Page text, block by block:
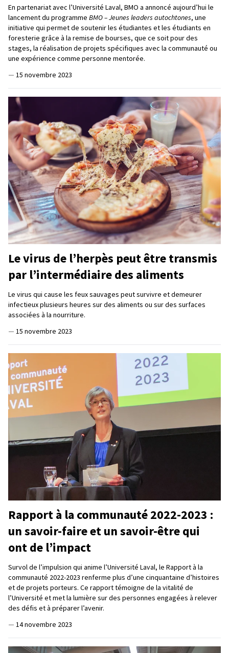
En partenariat avec l’Université Laval, BMO a annoncé aujourd’hui le
lancement du programme BMO – Jeunes leaders autochtones, une
initiative qui permet de soutenir les étudiantes et les étudiants en
foresterie grâce à la remise de bourses, que ce soit pour des
stages, la réalisation de projets spécifiques avec la communauté ou
une expérience comme personne mentorée.
— 15 novembre 2023
Le virus de l’herpès peut être transmis
par l’intermédiaire des aliments
Le virus qui cause les feux sauvages peut survivre et demeurer
infectieux plusieurs heures sur des aliments ou sur des surfaces
associées à la nourriture.
— 15 novembre 2023
Rapport à la communauté 2022-2023 :
un savoir-faire et un savoir-être qui
ont de l’impact
Survol de l’impulsion qui anime l’Université Laval, le Rapport à la
communauté 2022-2023 renferme plus d’une cinquantaine d’histoires
et de projets porteurs. Ce rapport témoigne de la vitalité de
l’Université et met la lumière sur des personnes engagées à relever
des défis et à préparer l’avenir.
— 14 novembre 2023